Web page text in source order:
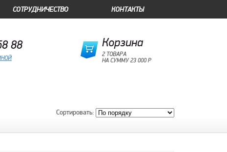
СОТРУДНИЧЕСТВО КОНТАКТЫ
88 Корзина
2 ТОВАРА
НА СУММУ 23 000 Р
Сортировать: